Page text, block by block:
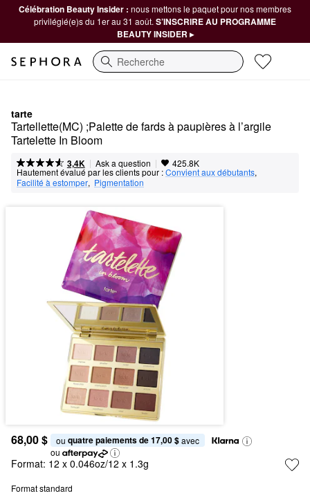
Célébration Beauty Insider : nous mettons le paquet pour nos membres
privilégié(e)s du 1er au 31 août. S’INSCRIRE AU PROGRAMME
BEAUTY INSIDER ▸
Recherche
tarte
Tartellette(MC) ;Palette de fards à paupières à l’argile
Tartelette In Bloom
3,4K | Ask a question | 425.8K
Hautement évalué par les clients pour :Convient aux débutants,
Facilité à estomper, Pigmentation
68,00 $ ou quatre paiements de 17,00 $ avec
ou
Format: 12 x 0.046oz/12 x 1.3g
Format standard